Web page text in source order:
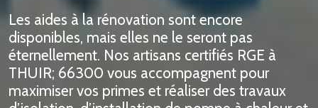
Les aides à la rénovation sont encore
disponibles, mais elles ne le seront pas
éternellement. Nos artisans certifiés RGE à
THUIR; 66300 vous accompagnent pour
maximiser vos primes et réaliser des travaux